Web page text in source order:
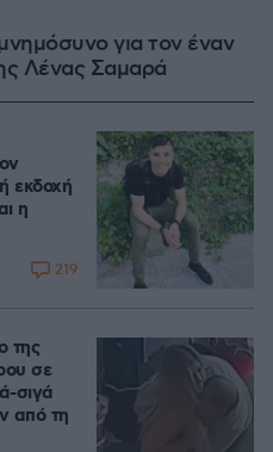
για τον έναν
Λένας Σαμαρά
εκδοχή
η
219
της
σε
σιγά
από τη